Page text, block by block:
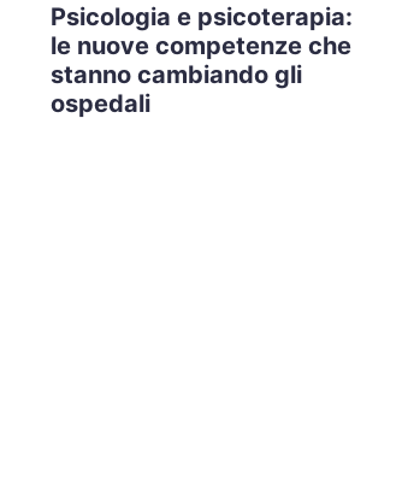
Psicologia e psicoterapia:
le nuove competenze che
stanno cambiando gli
ospedali